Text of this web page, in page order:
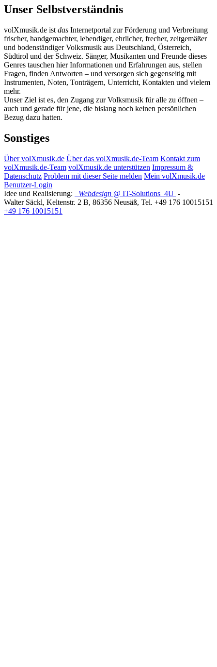
Unser Selbstverständnis
volXmusik.de ist das Internetportal zur Förderung und Verbreitung
frischer, handgemachter, lebendiger, ehrlicher, frecher, zeitgemäßer
und bodenständiger Volksmusik aus Deutschland, Österreich,
Südtirol und der Schweiz. Sänger, Musikanten und Freunde dieses
Genres tauschen hier Informationen und Erfahrungen aus, stellen
Fragen, finden Antworten – und versorgen sich gegenseitig mit
Instrumenten, Noten, Tonträgern, Unterricht, Kontakten und vielem
mehr.
Unser Ziel ist es, den Zugang zur Volksmusik für alle zu öffnen –
auch und gerade für jene, die bislang noch keinen persönlichen
Bezug dazu hatten.
Sonstiges
Über volXmusik.de Über das volXmusik.de-Team Kontakt zum
volXmusik.de-Team volXmusik.de unterstützen Impressum &
Datenschutz Problem mit dieser Seite melden Mein volXmusik.de
Benutzer-Login
Idee und Realisierung:
Webdesign @ IT-Solutions 4U -
Walter Säckl, Keltenstr. 2 B, 86356 Neusäß, Tel. +49 176 10015151
+49 176 10015151